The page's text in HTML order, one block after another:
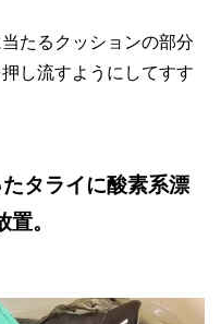
たるクッションの部分
し流すようにしてすす
タライに酸素系漂
。